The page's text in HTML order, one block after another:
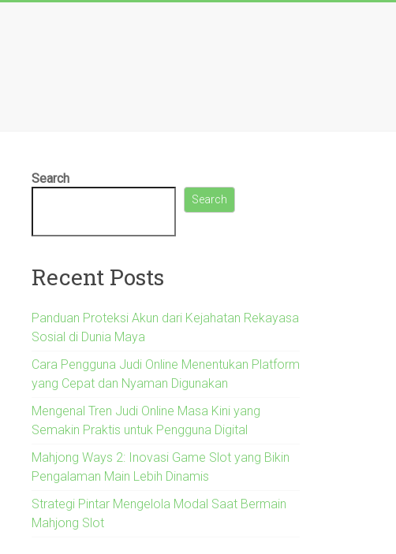
Search
Search
Recent Posts
Panduan Proteksi Akun dari Kejahatan Rekayasa
Sosial di Dunia Maya
Cara Pengguna Judi Online Menentukan Platform
yang Cepat dan Nyaman Digunakan
Mengenal Tren Judi Online Masa Kini yang
Semakin Praktis untuk Pengguna Digital
Mahjong Ways 2: Inovasi Game Slot yang Bikin
Pengalaman Main Lebih Dinamis
Strategi Pintar Mengelola Modal Saat Bermain
Mahjong Slot